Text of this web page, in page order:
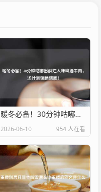
暖冬必备！30分钟咕嘟出酥烂入味啤酒牛肉，汤汁泡饭舔碗底！
2026-06-10 954 人在看